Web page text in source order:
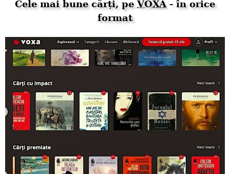
Cele mai bune cărți, peVOXA- în orice
format